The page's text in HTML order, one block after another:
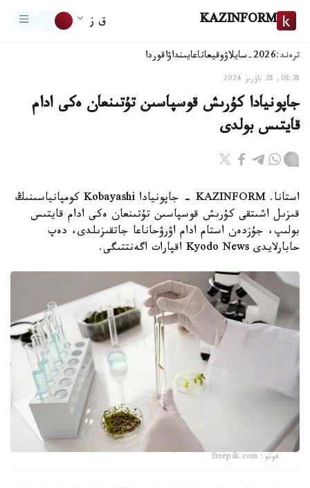
KAZINFORM ق ز
ترەند:2026-سايلاۋ وقيعاتاعايىنداۋاقوردا
08:38, 28 ناۋرىز 2024
جاپونيادا كۇرىش قوسپاسىن تۇتىنعان ەكى ادام
قايتىس بولدى
استانا. KAZINFORM - جاپونيادا Kobayashi كومپانياسىنىڭ
قىزىل اشىتقى كۇرىش قوسپاسىن تۇتىنعان ەكى ادام قايتىس
بولىپ، جۇزدەن استام ادام اۋرۋحاناعا جاتقىزىلدى، دەپ
حابارلايدى Kyodo News اقپارات اگەنتتىگى.
فوتو: freepik.com